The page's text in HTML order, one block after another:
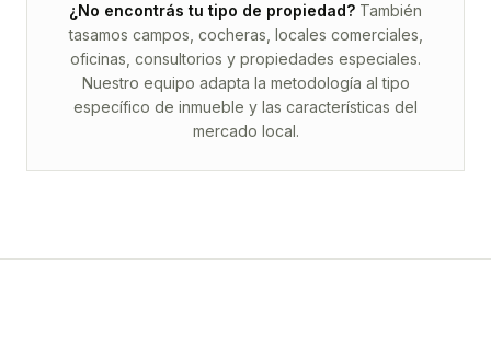
¿No encontrás tu tipo de propiedad? También
tasamos campos, cocheras, locales comerciales,
oficinas, consultorios y propiedades especiales.
Nuestro equipo adapta la metodología al tipo
específico de inmueble y las características del
mercado local.